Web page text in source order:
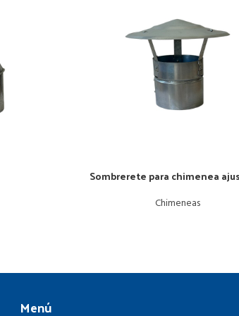
Sombrerete para chimenea
Chimeneas
Menú